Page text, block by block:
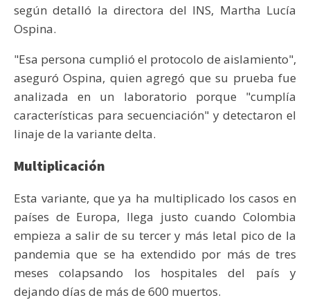
según detalló la directora del INS, Martha Lucía
Ospina.
"Esa persona cumplió el protocolo de aislamiento",
aseguró Ospina, quien agregó que su prueba fue
analizada en un laboratorio porque "cumplía
características para secuenciación" y detectaron el
linaje de la variante delta.
Multiplicación
Esta variante, que ya ha multiplicado los casos en
países de Europa, llega justo cuando Colombia
empieza a salir de su tercer y más letal pico de la
pandemia que se ha extendido por más de tres
meses colapsando los hospitales del país y
dejando días de más de 600 muertos.